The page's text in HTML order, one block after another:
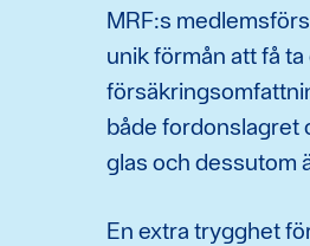
MRF:s
unik förmån att få
både fordonslagret
glas och dessutom
En extra trygghet